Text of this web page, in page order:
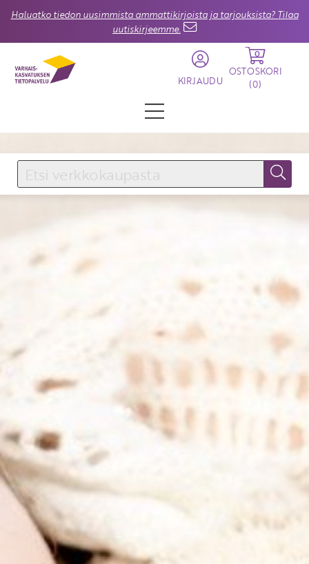
Haluatko tiedon uusimmista ammattikirjoista ja tarjouksista? Tilaa
uutiskirjeemme.
KIRJAUDU
0
OSTOSKORI
(0)
KIRJAUDU SISÄÄN
Käyttäjätunnus
Etkö ole vielä Varhaiskasvatuksen Tietopalvelun
jäsen?